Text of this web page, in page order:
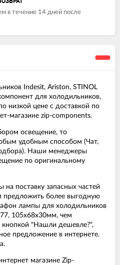
в течение 14 дней после
Indesit, Ariston, STINOL
для холодильников,
низкой цене с доставкой по
магазине zip-components.
освещение, то
удобным способом (Чат,
Наши менеджеры
по оригинальному
поставку запасных частей
более выгодную
лампы для холодильников
105х68х30мм, чем
кнопкой "Нашли дешевле?",
предложение в интернете.
магазине Zip-